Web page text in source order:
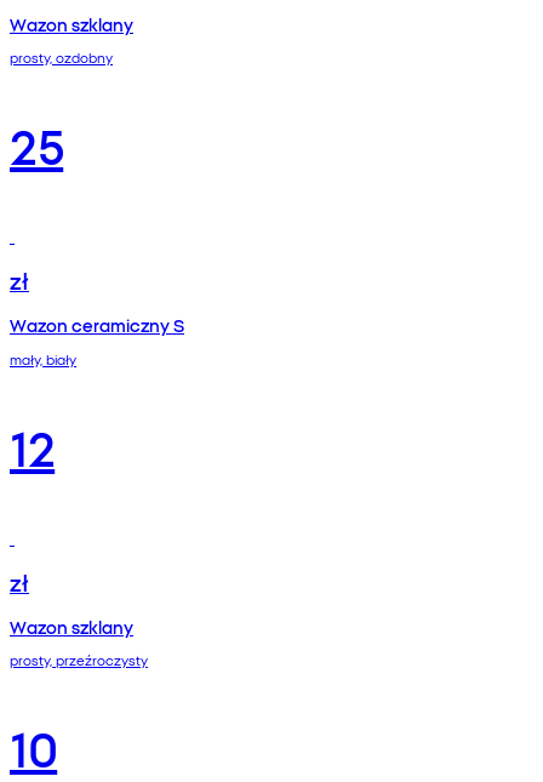
Wazon szklany
prosty, ozdobny
25
zł
Wazon ceramiczny S
mały, biały
12
zł
Wazon szklany
prosty, przeźroczysty
10